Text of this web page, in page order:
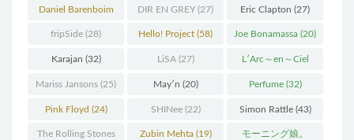
Thielemann(36) (25)
Daniel Barenboim
(37)
DIR EN GREY (27) Eric Clapton (27)
fripSide (28) Hello! Project (58) Joe Bonamassa (20)
Karajan (32) LiSA(27) L′Arc～en～Ciel
(41)
Mariss Jansons (25) May′n (20) Perfume(32)
Pink Floyd (24) SHINee(22) Simon Rattle(43)
The Rolling Stones Zubin Mehta(19) モーニング娘。